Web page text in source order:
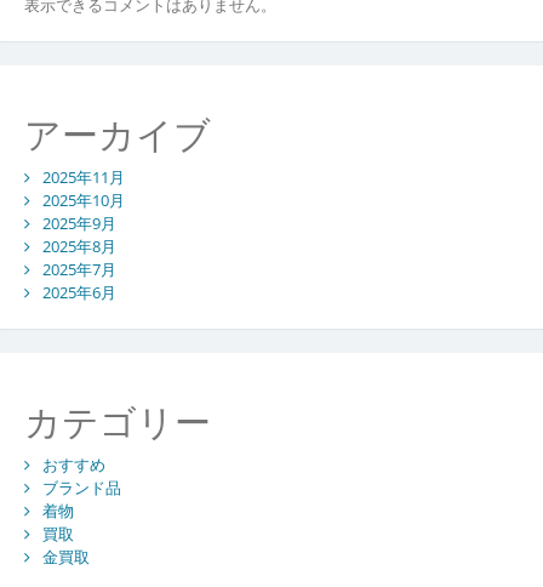
説
表示できるコメントはありません。
アーカイブ
2025年11月
2025年10月
2025年9月
2025年8月
2025年7月
2025年6月
カテゴリー
おすすめ
ブランド品
着物
買取
金買取